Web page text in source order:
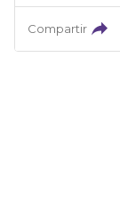
Compartir